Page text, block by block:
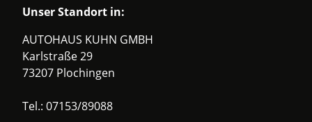
Unser Standort in:
AUTOHAUS KUHN GMBH
Karlstraße 29
73207 Plochingen
Tel.: 07153/89088